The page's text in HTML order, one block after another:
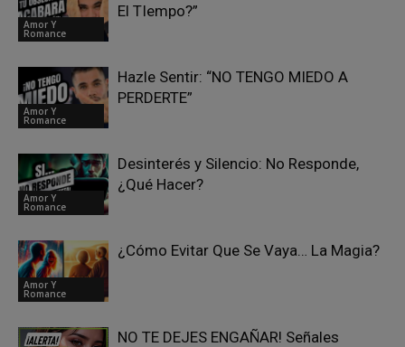
Amor Y
Romance
El TIempo?”
Amor Y
Romance
Hazle Sentir: “NO TENGO MIEDO A
PERDERTE”
Amor Y
Romance
Desinterés y Silencio: No Responde,
¿Qué Hacer?
Amor Y
Romance
¿Cómo Evitar Que Se Vaya… La Magia?
NO TE DEJES ENGAÑAR! Señales